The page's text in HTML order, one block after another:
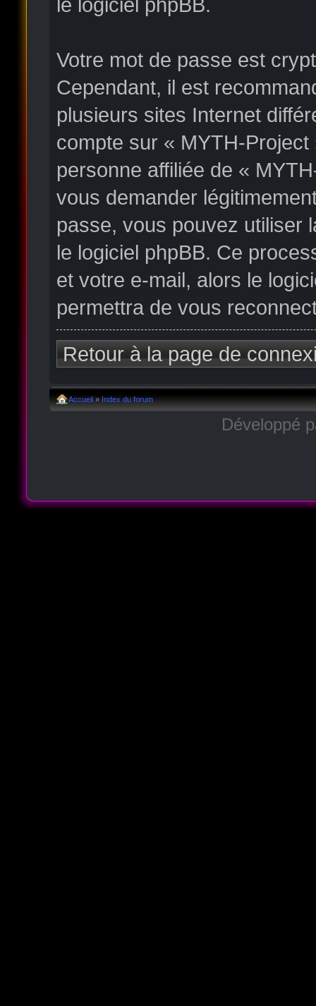
Votre mot de passe est
Cependant, il est
plusieurs sites Internet
compte sur « MYTH-
personne affiliée de «
vous demander
passe, vous pouvez utiliser
le logiciel phpBB. Ce
et votre e-mail, alors le
permettra de vous
Retour à la page de
Accueil » Index du forum
Développé